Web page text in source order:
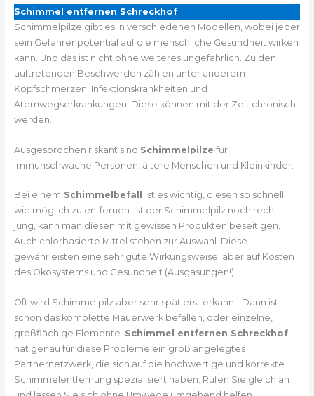
Schimmel entfernen Schreckhof
Schimmelpilze gibt es in verschiedenen Modellen, wobei jeder
sein Gefahrenpotential auf die menschliche Gesundheit wirken
kann. Und das ist nicht ohne weiteres ungefährlich. Zu den
auftretenden Beschwerden zählen unter anderem
Kopfschmerzen, Infektionskrankheiten und
Atemwegserkrankungen. Diese können mit der Zeit chronisch
werden.
Ausgesprochen riskant sind Schimmelpilze für
immunschwache Personen, ältere Menschen und Kleinkinder.
Bei einem Schimmelbefall ist es wichtig, diesen so schnell
wie möglich zu entfernen. Ist der Schimmelpilz noch recht
jung, kann man diesen mit gewissen Produkten beseitigen.
Auch chlorbasierte Mittel stehen zur Auswahl. Diese
gewährleisten eine sehr gute Wirkungsweise, aber auf Kosten
des Ökosystems und Gesundheit (Ausgasungen!).
Oft wird Schimmelpilz aber sehr spät erst erkannt. Dann ist
schon das komplette Mauerwerk befallen, oder einzelne,
großflächige Elemente. Schimmel entfernen Schreckhof
hat genau für diese Probleme ein groß angelegtes
Partnernetzwerk, die sich auf die hochwertige und korrekte
Schimmelentfernung spezialisiert haben. Rufen Sie gleich an